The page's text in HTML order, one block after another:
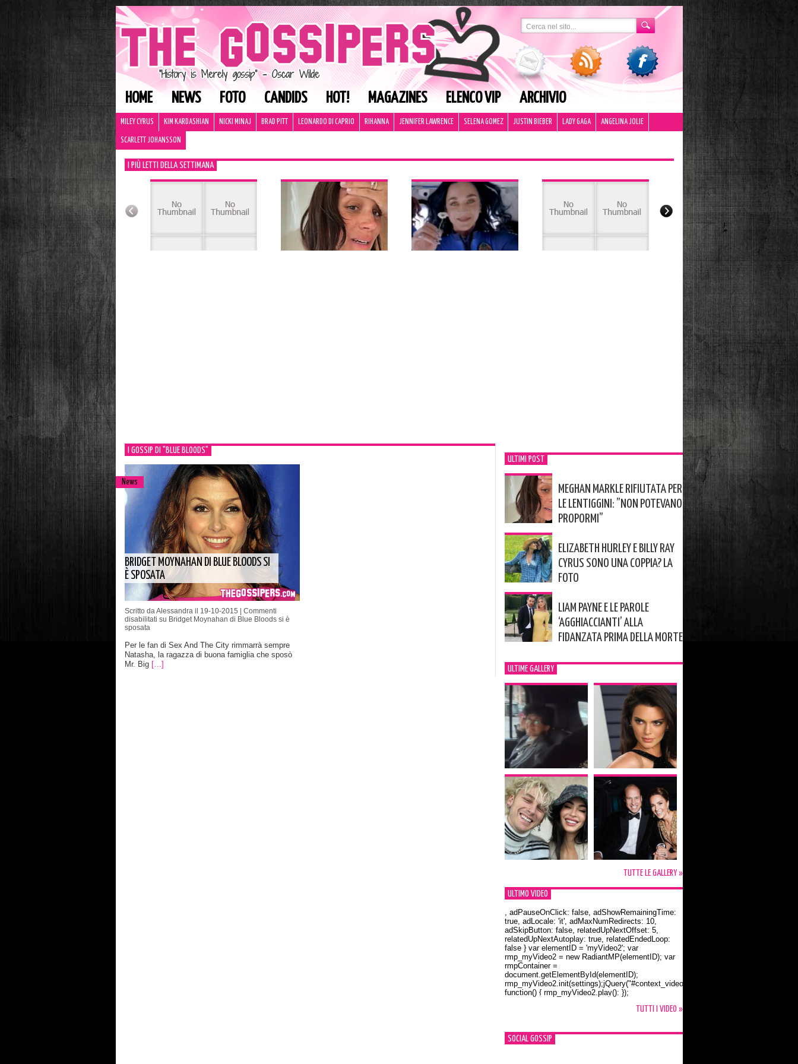
HOME NEWS FOTO CANDIDS HOT! MAGAZINES ELENCO VIP ARCHIVIO
MILEY CYRUS KIM KARDASHIAN NICKI MINAJ BRAD PITT LEONARDO DI CAPRIO RIHANNA JENNIFER LAWRENCE SELENA GOMEZ JUSTIN BIEBER LADY GAGA ANGELINA JOLIE
SCARLETT JOHANSSON
I PIÙ LETTI DELLA SETTIMANA
I GOSSIP DI "BLUE BLOODS"
News
BRIDGET MOYNAHAN DI BLUE BLOODS SI
È SPOSATA
Scritto da Alessandra il 19-10-2015 | Commenti
disabilitati su Bridget Moynahan di Blue Bloods si è
sposata
Per le fan di Sex And The City rimmarrà sempre
Natasha, la ragazza di buona famiglia che sposò
Mr. Big […]
ULTIMI POST
MEGHAN MARKLE RIFIUTATA PER
LE LENTIGGINI: ”NON POTEVANO
PROPORMI”
ELIZABETH HURLEY E BILLY RAY
CYRUS SONO UNA COPPIA? LA
FOTO
LIAM PAYNE E LE PAROLE
‘AGGHIACCIANTI’ ALLA
FIDANZATA PRIMA DELLA MORTE
ULTIME GALLERY
TUTTE LE GALLERY »
ULTIMO VIDEO
Orlando Bloom e la t-shirt dedicata a Flynn
, adPauseOnClick: false, adShowRemainingTime:
true, adLocale: 'it', adMaxNumRedirects: 10,
adSkipButton: false, relatedUpNextOffset: 5,
relatedUpNextAutoplay: true, relatedEndedLoop:
false } var elementID = 'myVideo2'; var
rmp_myVideo2 = new RadiantMP(elementID); var
rmpContainer =
document.getElementById(elementID);
rmp_myVideo2.init(settings);jQuery("#context_video2").one("mouseover",
function() { rmp_myVideo2.play(); });
TUTTI I VIDEO »
SOCIAL GOSSIP